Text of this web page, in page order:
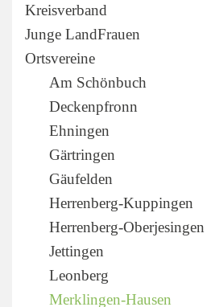
Kreisverband
Junge LandFrauen
Ortsvereine
Am Schönbuch
Deckenpfronn
Ehningen
Gärtringen
Gäufelden
Herrenberg-Kuppingen
Herrenberg-Oberjesingen
Jettingen
Leonberg
Merklingen-Hausen